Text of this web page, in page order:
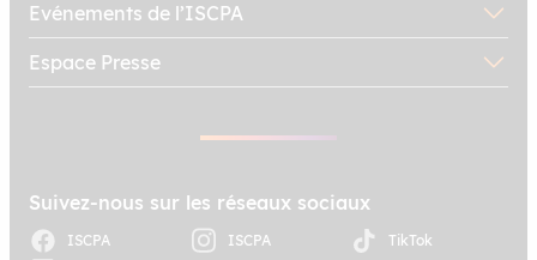
Evénements de l’ISCPA
Espace Presse
Suivez-nous sur les réseaux sociaux
ISCPA ISCPA TikTok